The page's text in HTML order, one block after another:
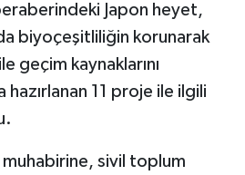
Japon heyet,
biyoçeşitliliğin korunarak
geçim kaynaklarını
hazırlanan 11 proje ile ilgili
sivil toplum